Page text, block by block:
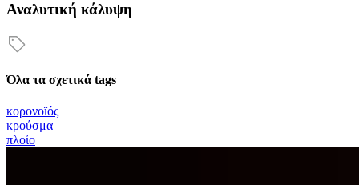
Αναλυτική κάλυψη
Όλα τα σχετικά tags
κορονοϊός
κρούσμα
πλοίο